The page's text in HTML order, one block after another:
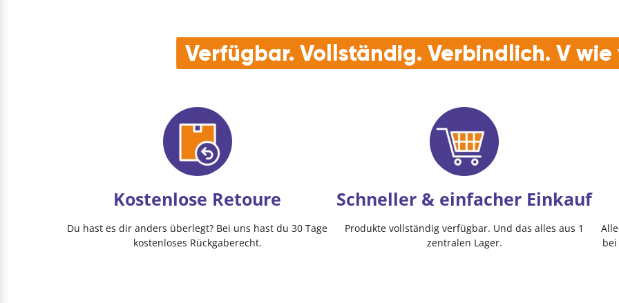
Verfügbar. Vollständig. Verbindlich. V
Kostenlose Retoure
Du hast es dir anders überlegt? Bei uns hast du 30 Tage
kostenloses Rückgaberecht.
Schneller & einfacher Einkauf
Produkte vollständig verfügbar. Und das alles aus 1
zentralen Lager.